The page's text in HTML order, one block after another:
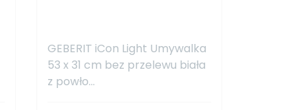
GEBERIT iCon Light Umywalka
53 x 31 cm bez przelewu biała
z powło...